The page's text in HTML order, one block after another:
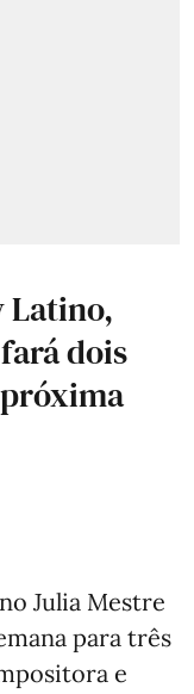
Latino,
dois
Julia Mestre
para três
e